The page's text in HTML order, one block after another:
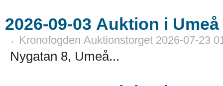
→ Kronofogden Auktionstorget 2026-07-23
Nygatan 8, Umeå...